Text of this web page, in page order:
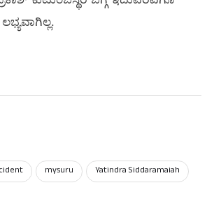
mysuru Yatindra Siddaramaiah